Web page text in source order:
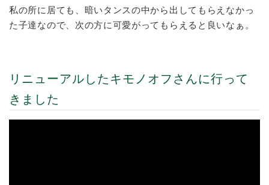
私の所に居ても、暗いタンスの中から出してもらえなかっ
た子達なので、次の方に可愛がってもらえると良いなぁ。
リニューアルしたキモノオフさんに行って
きました